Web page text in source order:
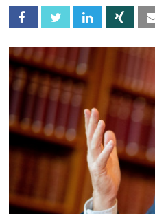
Facebook Twitter Linkedin Xing